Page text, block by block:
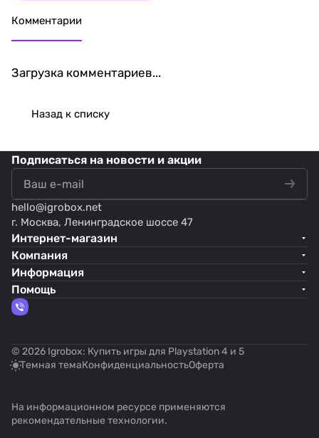
Комментарии
Загрузка комментариев...
Назад к списку
Подписаться на новости и акции
hello@igrobox.net
г. Москва, Ленинградское шоссе 47
Интернет-магазин
Компания
Информация
Помощь
© 2026 Igrobox: Купить игры для Playstation 4 и 5
Темная темаКонфиденциальностьОферта
На информационном ресурсе применяются
рекомендательные технологии.